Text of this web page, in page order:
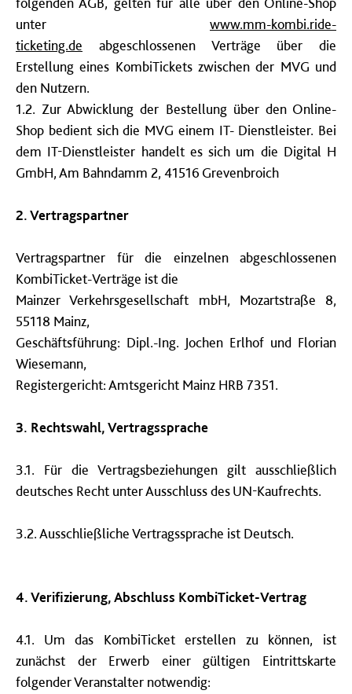
unter www.mm-kombi.ride-
ticketing.de abgeschlossenen Verträge über die
Erstellung eines KombiTickets zwischen der MVG und
den Nutzern.
1.2. Zur Abwicklung der Bestellung über den Online-
Shop bedient sich die MVG einem IT- Dienstleister. Bei
dem IT-Dienstleister handelt es sich um die Digital H
GmbH, Am Bahndamm 2, 41516 Grevenbroich
2. Vertragspartner
Vertragspartner für die einzelnen abgeschlossenen
KombiTicket-Verträge ist die
Mainzer Verkehrsgesellschaft mbH, Mozartstraße 8,
55118 Mainz,
Geschäftsführung: Dipl.-Ing. Jochen Erlhof und Florian
Wiesemann,
Registergericht: Amtsgericht Mainz HRB 7351.
3. Rechtswahl, Vertragssprache
3.1. Für die Vertragsbeziehungen gilt ausschließlich
deutsches Recht unter Ausschluss des UN-Kaufrechts.
3.2. Ausschließliche Vertragssprache ist Deutsch.
4. Verifizierung, Abschluss KombiTicket-Vertrag
4.1. Um das KombiTicket erstellen zu können, ist
zunächst der Erwerb einer gültigen Eintrittskarte
folgender Veranstalter notwendig: